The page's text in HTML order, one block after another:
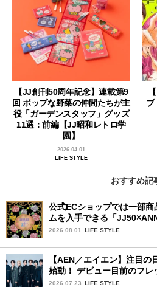
【JJ創刊50周年記念】連載第9
回 ポップな野菜の仲間たちが主
役「ガーデンスタッフ」グッズ
11選：前編【JJ昭和レトロ学
園】
2026.04.01
LIFE STYLE
ブ
おすすめ記
公式ECショップでは一部
ムを入手できる「
広島で開催決定
2026.08.01 LIFE STYLE
【AEN／エイエン】注目
始動！ デビュー目前のフレ
ュー。7人の魅力に迫ります♪
2026.07.23 LIFE STYLE